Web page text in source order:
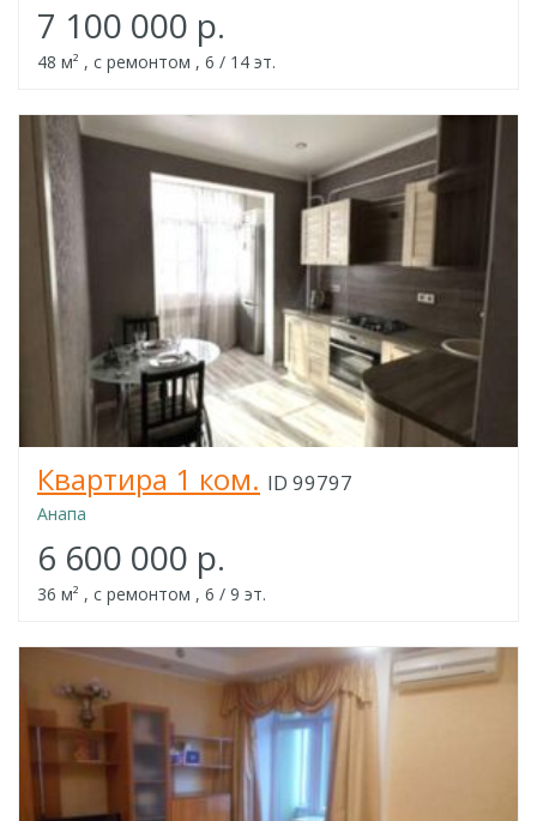
7 100 000 р.
48 м² , с ремонтом , 6 / 14 эт.
Квартира 1 ком. ID 99797
Анапа
6 600 000 р.
36 м² , с ремонтом , 6 / 9 эт.